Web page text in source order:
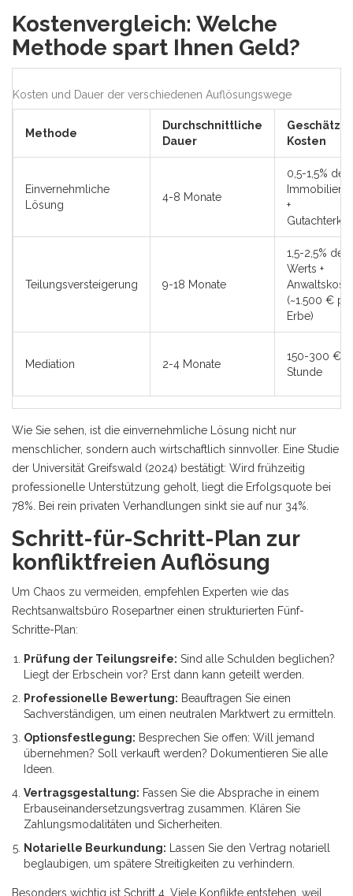
Kostenvergleich: Welche
Methode spart Ihnen Geld?
Kosten und Dauer der verschiedenen Auflösungswege
Methode
Durchschnittliche
Dauer
Geschätzte
Kosten
Einvernehmliche
Lösung
4-8 Monate
0,5-1,5% des
+
Teilungsversteigerung 9-18 Monate
1,5-2,5% des
Werts +
(~1.500 €
Erbe)
Mediation 2-4 Monate
150-300 €
Stunde
Wie Sie sehen, ist die einvernehmliche Lösung nicht nur
menschlicher, sondern auch wirtschaftlich sinnvoller. Eine Studie
der Universität Greifswald (2024) bestätigt: Wird frühzeitig
professionelle Unterstützung geholt, liegt die Erfolgsquote bei
78%. Bei rein privaten Verhandlungen sinkt sie auf nur 34%.
Schritt-für-Schritt-Plan zur
konfliktfreien Auflösung
Um Chaos zu vermeiden, empfehlen Experten wie das
Rechtsanwaltsbüro Rosepartner einen strukturierten Fünf-
Schritte-Plan:
Prüfung der Teilungsreife: Sind alle Schulden beglichen?
Liegt der Erbschein vor? Erst dann kann geteilt werden.
Professionelle Bewertung: Beauftragen Sie einen
Sachverständigen, um einen neutralen Marktwert zu ermitteln.
Optionsfestlegung: Besprechen Sie offen: Will jemand
übernehmen? Soll verkauft werden? Dokumentieren Sie alle
Ideen.
Vertragsgestaltung: Fassen Sie die Absprache in einem
Erbauseinandersetzungsvertrag zusammen. Klären Sie
Zahlungsmodalitäten und Sicherheiten.
Notarielle Beurkundung: Lassen Sie den Vertrag notariell
beglaubigen, um spätere Streitigkeiten zu verhindern.
Besonders wichtig ist Schritt 4. Viele Konflikte entstehen, weil